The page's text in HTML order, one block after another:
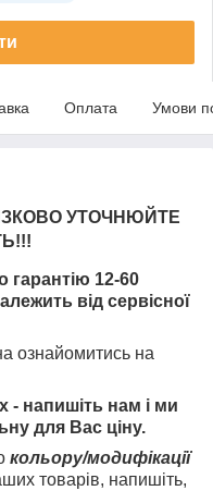
Оплата Умови
УТОЧНЮЙТЕ
!!!
гарантію 12-60
від сервісної
ознайомитись на
- напишіть нам і ми
для Вас ціну.
кольору/модифікації
товарів, напишіть,